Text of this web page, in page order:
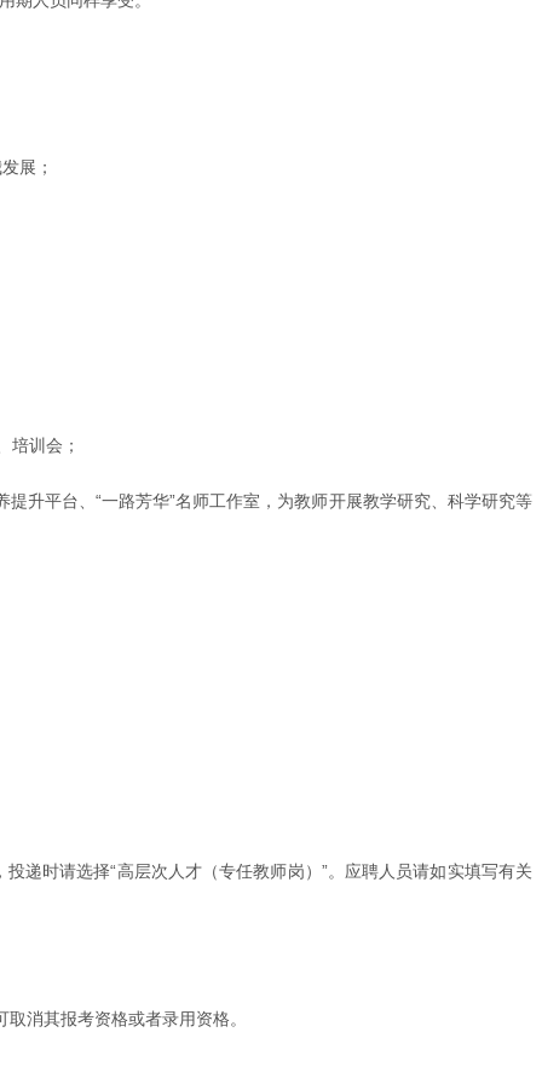
展；
培训会；
升平台、“一路芳华”名师工作室，为教师开展教学研究、科学研究等
递时请选择“高层次人才（专任教师岗）”。应聘人员请如实填写有关
消其报考资格或者录用资格。